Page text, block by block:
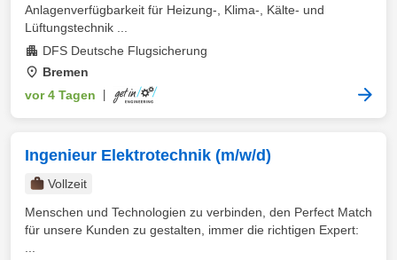
Anlagenverfügbarkeit für Heizung-, Klima-, Kälte- und
Lüftungstechnik ...
DFS Deutsche Flugsicherung
Bremen
vor 4 Tagen
Ingenieur Elektrotechnik (m/w/d)
Vollzeit
Menschen und Technologien zu verbinden, den Perfect Match
für unsere Kunden zu gestalten, immer die richtigen Expert: